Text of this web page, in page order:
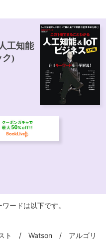
ードは以下です。
スト / Watson / アルゴリ